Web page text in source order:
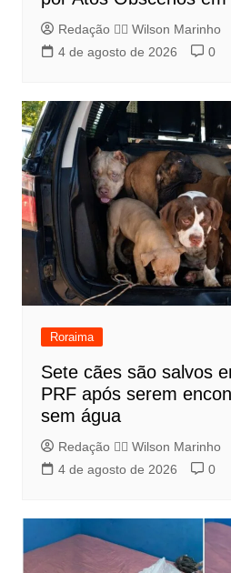
Redação 👨‍⚖️​ Wilson Marinho
4 de agosto de 2026
0
Roraima
Sete cães são salvos
PRF após serem
sem água
Redação 👨‍⚖️​ Wilson Marinho
4 de agosto de 2026
0